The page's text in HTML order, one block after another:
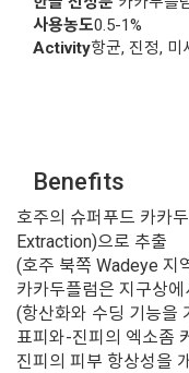
사용농도0.5-1%
Activity항균, 진정,
Benefits
호주의 슈퍼푸드 카카
Extraction)으로 추출
(호주 북쪽 Wadeye 지
카카두플럼은 지구상
(항산화와 수딩 기능을
표피와-진피의 엑소좀
진피의 피부 항상성을